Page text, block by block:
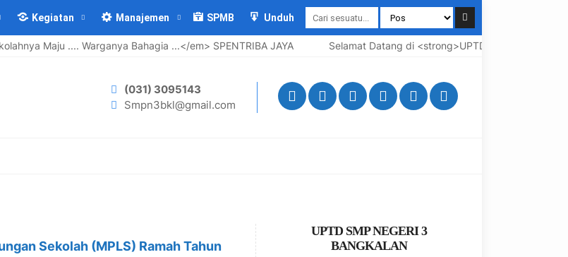
Kegiatan Manajemen SPMB Unduh
Maju .... Warganya Bahagia ...</em> SPENTRIBA JAYA Selamat Datang di <strong>UPTD SMP Negeri 3
(031) 3095143
Smpn3bkl@gmail.com
Sekolah (MPLS) Ramah Tahun
UPTD SMP NEGERI 3
BANGKALAN